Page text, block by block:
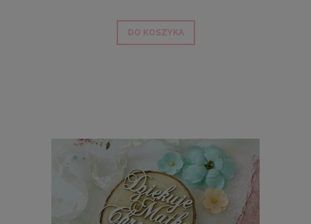
DO KOSZYKA